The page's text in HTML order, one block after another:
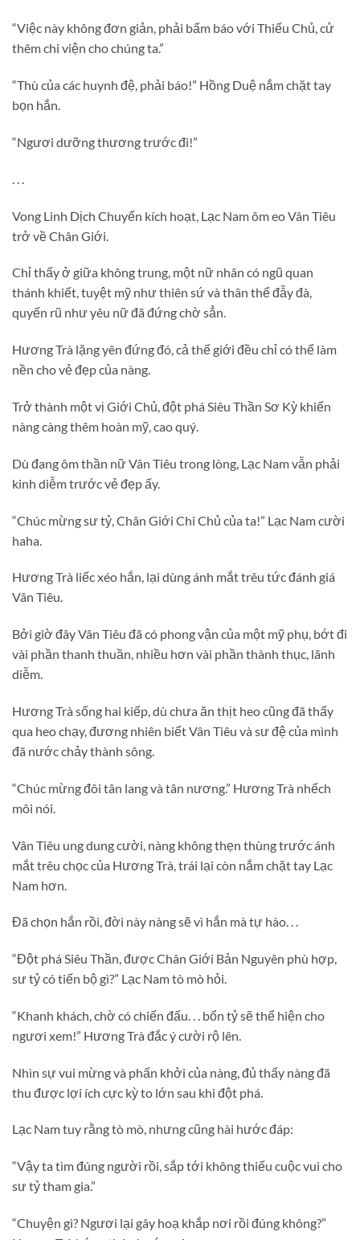
“Việc này không đơn giản, phải bẩm báo với Thiếu Chủ, cử
thêm chi viện cho chúng ta.”
“Thù của các huynh đệ, phải báo!” Hồng Duệ nắm chặt tay
bọn hắn.
“Ngươi dưỡng thương trước đi!”
Vong Linh Dịch Chuyển kích hoạt, Lạc Nam ôm eo Vân Tiêu
trở về Chân Giới.
Chỉ thấy ở giữa không trung, một nữ nhân có ngũ quan
thánh khiết, tuyệt mỹ như thiên sứ và thân thể đẫy đà,
quyến rũ như yêu nữ đã đứng chờ sẳn.
Hương Trà lặng yên đứng đó, cả thế giới đều chỉ có thể làm
nền cho vẻ đẹp của nàng.
Trở thành một vị Giới Chủ, đột phá Siêu Thần Sơ Kỳ khiến
nàng càng thêm hoàn mỹ, cao quý.
Dù đang ôm thần nữ Vân Tiêu trong lòng, Lạc Nam vẫn phải
kinh diễm trước vẻ đẹp ấy.
“Chúc mừng sư tỷ, Chân Giới Chi Chủ của ta!” Lạc Nam cười
haha.
Hương Trà liếc xéo hắn, lại dùng ánh mắt trêu tức đánh giá
Vân Tiêu.
Bởi giờ đây Vân Tiêu đã có phong vận của một mỹ phụ, bớt đi
vài phần thanh thuần, nhiều hơn vài phần thành thục, lãnh
diễm.
Hương Trà sống hai kiếp, dù chưa ăn thịt heo cũng đã thấy
qua heo chạy, đương nhiên biết Vân Tiêu và sư đệ của mình
đã nước chảy thành sông.
“Chúc mừng đôi tân lang và tân nương.” Hương Trà nhếch
môi nói.
Vân Tiêu ung dung cười, nàng không thẹn thùng trước ánh
mắt trêu chọc của Hương Trà, trái lại còn nắm chặt tay Lạc
Nam hơn.
Đã chọn hắn rồi, đời này nàng sẽ vì hắn mà tự hào. . .
“Đột phá Siêu Thần, được Chân Giới Bản Nguyên phù hợp,
sư tỷ có tiến bộ gì?” Lạc Nam tò mò hỏi.
“Khanh khách, chờ có chiến đấu. . . bổn tỷ sẽ thể hiện cho
ngươi xem!” Hương Trà đắc ý cười rộ lên.
Nhìn sự vui mừng và phấn khởi của nàng, đủ thấy nàng đã
thu được lợi ích cực kỳ to lớn sau khi đột phá.
Lạc Nam tuy rằng tò mò, nhưng cũng hài hước đáp:
“Vậy ta tìm đúng người rồi, sắp tới không thiếu cuộc vui cho
sư tỷ tham gia.”
“Chuyện gì? Ngươi lại gây hoạ khắp nơi rồi đúng không?”